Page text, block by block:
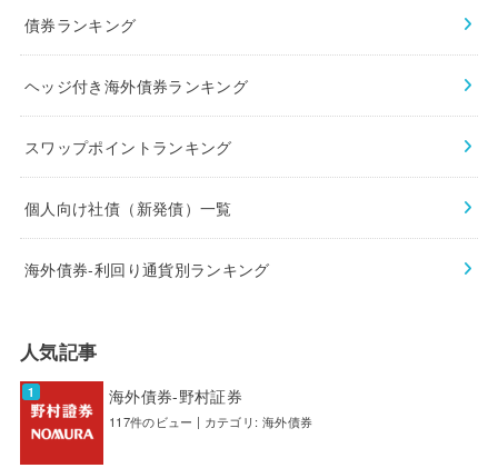
債券ランキング
ヘッジ付き海外債券ランキング
スワップポイントランキング
個人向け社債（新発債）一覧
海外債券-利回り通貨別ランキング
人気記事
海外債券-野村証券
117件のビュー | カテゴリ: 海外債券